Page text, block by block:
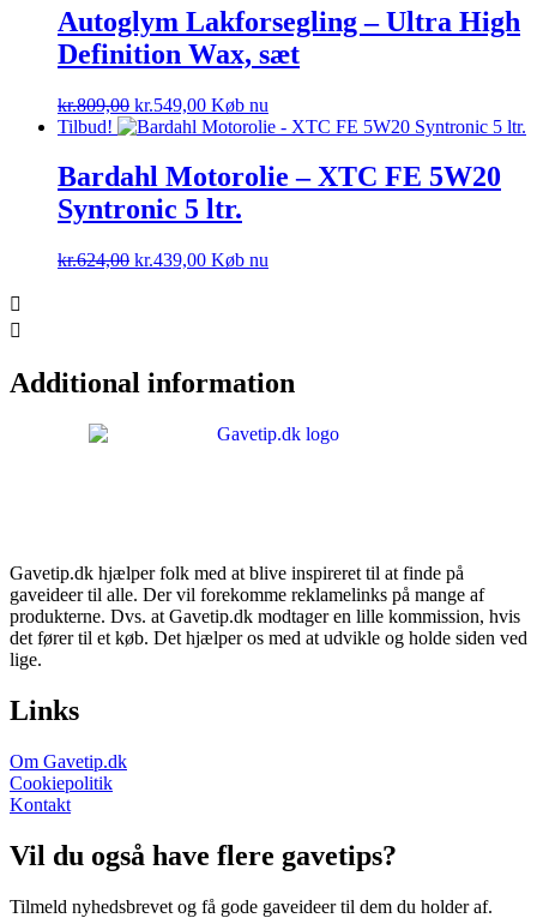
kr.669,00.
kr.469,00.
Autoglym Lakforsegling – Ultra High
Definition Wax, sæt
kr.809,00 Den
oprindelige
var:
kr.809,00.
kr.549,00Den
aktuelle
er:
kr.549,00.
Køb nu
Tilbud!
Bardahl Motorolie – XTC FE 5W20
Syntronic 5 ltr.
kr.624,00 Den
kr.439,00Den
Køb nu
Additional information
Gavetip.dk hjælper folk med at blive inspireret til at finde på
gaveideer til alle. Der vil forekomme reklamelinks på mange af
produkterne. Dvs. at Gavetip.dk modtager en lille kommission, hvis
det fører til et køb. Det hjælper os med at udvikle og holde siden ved
lige.
Links
Om Gavetip.dk
Cookiepolitik
Kontakt
Vil du også have flere gavetips?
Tilmeld nyhedsbrevet og få gode gaveideer til dem du holder af.